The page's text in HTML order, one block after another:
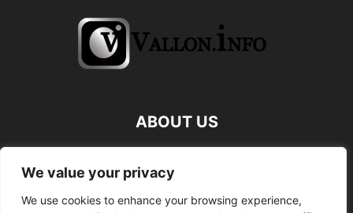
We value your privacy
We use cookies to enhance your browsing experience,
ABOUT US
FOLLOW US